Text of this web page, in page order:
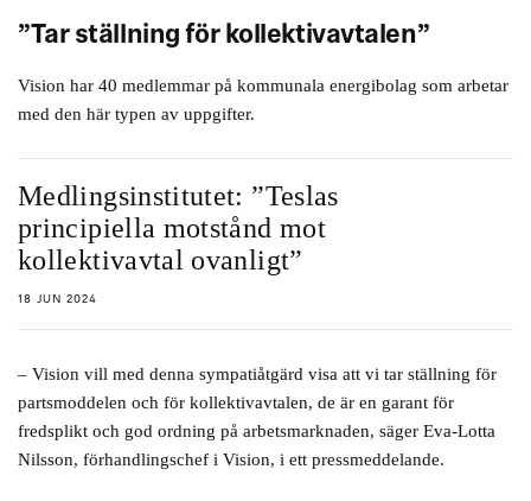
”Tar ställning för kollektivavtalen”
Vision har 40 medlemmar på kommunala energibolag som arbetar
med den här typen av uppgifter.
Medlingsinstitutet: ”Teslas
principiella motstånd mot
kollektivavtal ovanligt”
18 JUN 2024
– Vision vill med denna sympatiåtgärd visa att vi tar ställning för
partsmoddelen och för kollektivavtalen, de är en garant för
fredsplikt och god ordning på arbetsmarknaden, säger Eva-Lotta
Nilsson, förhandlingschef i Vision, i ett pressmeddelande.